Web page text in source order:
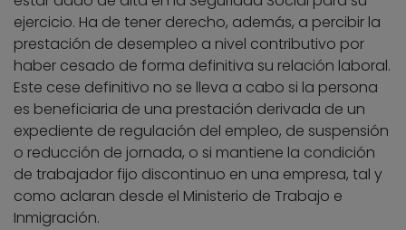
ejercicio. Ha de tener derecho, además, a percibir la
prestación de desempleo a nivel contributivo por
haber cesado de forma definitiva su relación laboral.
Este cese definitivo no se lleva a cabo si la persona
es beneficiaria de una prestación derivada de un
expediente de regulación del empleo, de suspensión
o reducción de jornada, o si mantiene la condición
de trabajador fijo discontinuo en una empresa, tal y
como aclaran desde el Ministerio de Trabajo e
Inmigración.